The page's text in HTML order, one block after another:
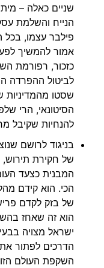
שניים כאלה –
הנייח והשלמת
פילבר עצמו, בכל
אמור להמשיך
כזכור, רפורמת
לביטול ההפרדה
שסטו מהמדיניות
הסיטונאי, הרי
להנחיות שקיבל
בניגוד לרושם
של חקירת
המבנית כצעד
הכי. הוא קידם
של בזק לקדם
הוא זה שאחז
ישראל מצויה
הדרכים לפתור
השקפת העולם